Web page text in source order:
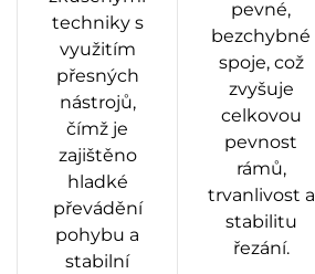
techniky s
využitím
přesných
nástrojů,
čímž je
zajištěno
hladké
převádění
pohybu a
stabilní
pevné,
bezchybné
spoje, což
zvyšuje
celkovou
pevnost
rámů,
trvanlivost a
stabilitu
řezání.